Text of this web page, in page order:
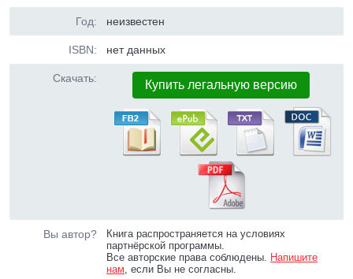
Год: неизвестен
ISBN: нет данных
Скачать: Купить легальную версию
Вы автор?
Книга распространяется на условиях
партнёрской программы.
Все авторские права соблюдены. Напишите
нам, если Вы не согласны.